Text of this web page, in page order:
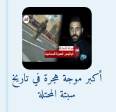
أكبر موجة هجرة في تاريخ
سبتة المحتلة